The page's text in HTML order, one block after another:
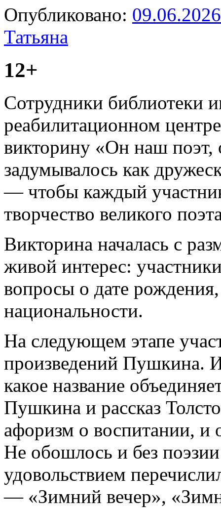
Опубликовано: 09.06.2026
Татьяна
12+
Сотрудники библиотеки
реабилитационном
викторину «Он наш поэт,
задумывалось как
— чтобы каждый
творчество великого
Викторина началась с
живой интерес:
вопросы о дате
национальности.
На следующем этапе
произведений Пушкина.
какое название
Пушкина и рассказ
афоризм о воспитании, и
Не обошлось и без
удовольствием
— «Зимний вечер»,